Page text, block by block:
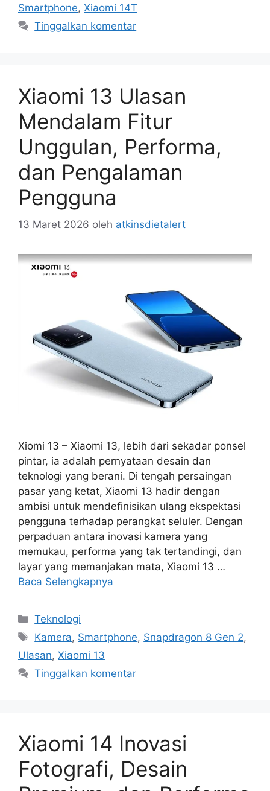
Smartphone, Xiaomi 14T
Tinggalkan komentar
Xiaomi 13 Ulasan
Mendalam Fitur
Unggulan, Performa,
dan Pengalaman
Pengguna
13 Maret 2026 oleh atkinsdietalert
Xiomi 13 – Xiaomi 13, lebih dari sekadar ponsel
pintar, ia adalah pernyataan desain dan
teknologi yang berani. Di tengah persaingan
pasar yang ketat, Xiaomi 13 hadir dengan
ambisi untuk mendefinisikan ulang ekspektasi
pengguna terhadap perangkat seluler. Dengan
perpaduan antara inovasi kamera yang
memukau, performa yang tak tertandingi, dan
layar yang memanjakan mata, Xiaomi 13 …
Baca Selengkapnya
Kategori
Teknologi
Tag
Kamera, Smartphone, Snapdragon 8 Gen 2,
Ulasan, Xiaomi 13
Tinggalkan komentar
Xiaomi 14 Inovasi
Fotografi, Desain